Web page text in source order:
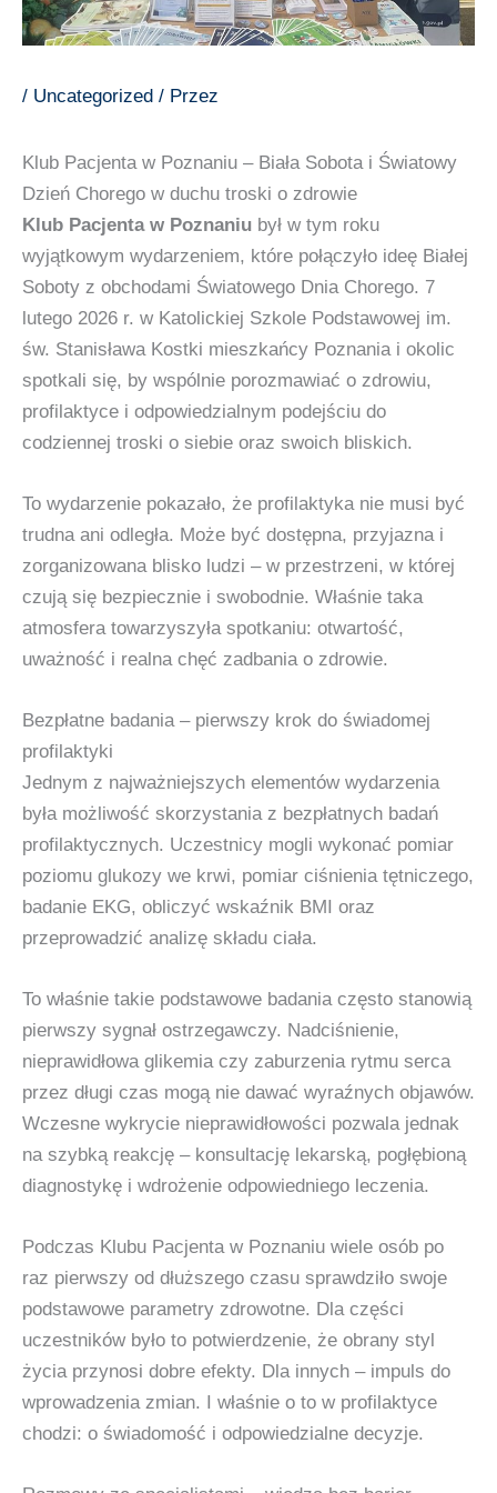
/ Uncategorized / Przez
Klub Pacjenta w Poznaniu – Biała Sobota i Światowy
Dzień Chorego w duchu troski o zdrowie
Klub Pacjenta w Poznaniu był w tym roku
wyjątkowym wydarzeniem, które połączyło ideę Białej
Soboty z obchodami Światowego Dnia Chorego. 7
lutego 2026 r. w Katolickiej Szkole Podstawowej im.
św. Stanisława Kostki mieszkańcy Poznania i okolic
spotkali się, by wspólnie porozmawiać o zdrowiu,
profilaktyce i odpowiedzialnym podejściu do
codziennej troski o siebie oraz swoich bliskich.
To wydarzenie pokazało, że profilaktyka nie musi być
trudna ani odległa. Może być dostępna, przyjazna i
zorganizowana blisko ludzi – w przestrzeni, w której
czują się bezpiecznie i swobodnie. Właśnie taka
atmosfera towarzyszyła spotkaniu: otwartość,
uważność i realna chęć zadbania o zdrowie.
Bezpłatne badania – pierwszy krok do świadomej
profilaktyki
Jednym z najważniejszych elementów wydarzenia
była możliwość skorzystania z bezpłatnych badań
profilaktycznych. Uczestnicy mogli wykonać pomiar
poziomu glukozy we krwi, pomiar ciśnienia tętniczego,
badanie EKG, obliczyć wskaźnik BMI oraz
przeprowadzić analizę składu ciała.
To właśnie takie podstawowe badania często stanowią
pierwszy sygnał ostrzegawczy. Nadciśnienie,
nieprawidłowa glikemia czy zaburzenia rytmu serca
przez długi czas mogą nie dawać wyraźnych objawów.
Wczesne wykrycie nieprawidłowości pozwala jednak
na szybką reakcję – konsultację lekarską, pogłębioną
diagnostykę i wdrożenie odpowiedniego leczenia.
Podczas Klubu Pacjenta w Poznaniu wiele osób po
raz pierwszy od dłuższego czasu sprawdziło swoje
podstawowe parametry zdrowotne. Dla części
uczestników było to potwierdzenie, że obrany styl
życia przynosi dobre efekty. Dla innych – impuls do
wprowadzenia zmian. I właśnie o to w profilaktyce
chodzi: o świadomość i odpowiedzialne decyzje.